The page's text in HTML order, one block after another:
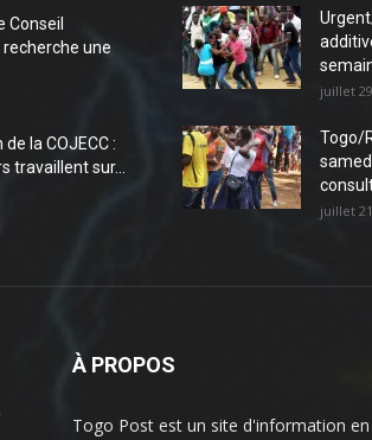
Conseil
une
la COJECC :
travaillent sur...
juillet
Togo/
juillet
À PROPOS
Togo Post est un site d'information en